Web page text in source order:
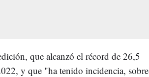
que alcanzó el récord de 26,5
y que "ha tenido incidencia, sobre